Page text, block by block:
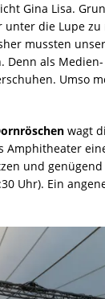
Gina Lisa.
die Lupe
mussten
Denn als
Umso
wagt
Amphitheater
und
Uhr). Ein